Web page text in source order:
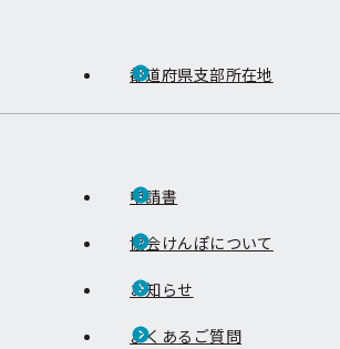
都道府県支部所在地
申請書
協会けんぽについて
お知らせ
よくあるご質問